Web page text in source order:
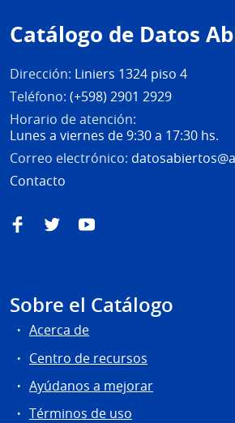
de
página
Catálogo de Datos
Dirección: Liniers 1324 piso 4
Teléfono: (+598) 2901 2929
Horario de atención:
Lunes a viernes de 9:30 a 17:30 hs.
Correo electrónico:
Contacto
FacebookTwitterYouTube
Sobre el Catálogo
Acerca de
Centro de recursos
Ayúdanos a mejorar
Términos de uso